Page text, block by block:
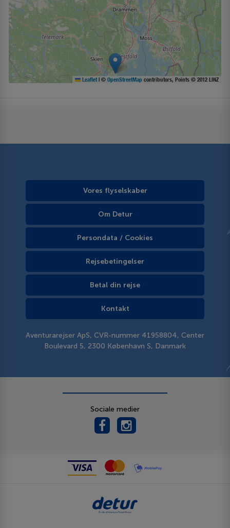
Leaflet |© OpenStreetMap contributors, Points © 2012 LINZ
Vores flyselskaber
Om Detur
Persondata / Cookies
Rejsebetingelser
Betal din rejse
Kontakt
Aventurarejser ApS, CVR-nummer 41958804, Center
Boulevard 5, 2300 København S, Danmark
Sociale medier